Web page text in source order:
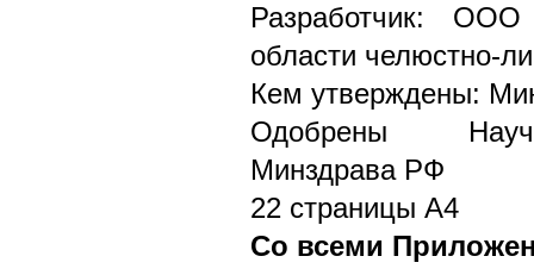
Разработчик:
области челюстно-
Кем утверждены:
Одобрены
Минздрава РФ
22 страницы А4
Со всеми